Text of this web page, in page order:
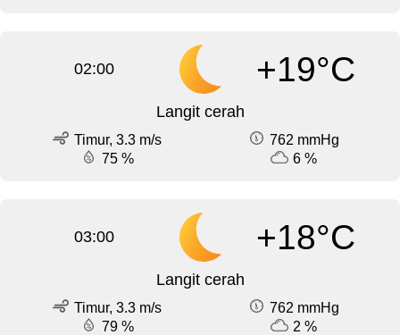
02:00 +19°C
Langit cerah
Timur, 3.3 m/s
762 mmHg
75 %
6 %
03:00 +18°C
Langit cerah
Timur, 3.3 m/s
762 mmHg
79 %
2 %